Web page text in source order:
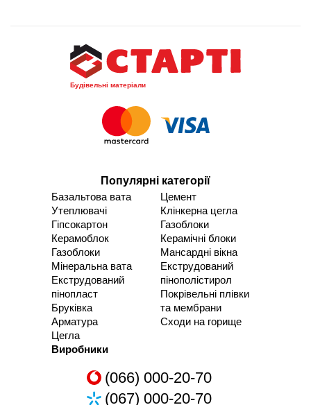
Будівельні матеріали
Популярні категорії
Базальтова вата
Утеплювачі
Гіпсокартон
Керамоблок
Газоблоки
Мінеральна вата
Екструдований
пінопласт
Бруківка
Арматура
Цегла
Цемент
Клінкерна цегла
Газоблоки
Керамічні блоки
Мансардні вікна
Екструдований
пінополістирол
Покрівельні плівки
та мембрани
Сходи на горище
Виробники
(066) 000-20-70
(067) 000-20-70